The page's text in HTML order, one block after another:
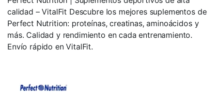
calidad – VitalFit Descubre los mejores suplementos de
Perfect Nutrition: proteínas, creatinas, aminoácidos y
más. Calidad y rendimiento en cada entrenamiento.
Envío rápido en VitalFit.